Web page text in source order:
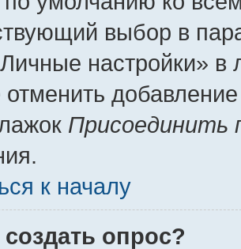
выбор в
настройки»
Присоединить
к началу
опрос?